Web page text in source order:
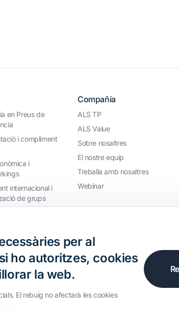
en Preus de
i compliment
i
internacional i
de grups
i operacions
Compañía
ALS TP
ALS Value
Sobre nosaltres
El nostre equip
Treballa amb nosaltres
Webinar
per al
ho autoritzes, cookies
la web.
El rebuig no afectarà les cookies